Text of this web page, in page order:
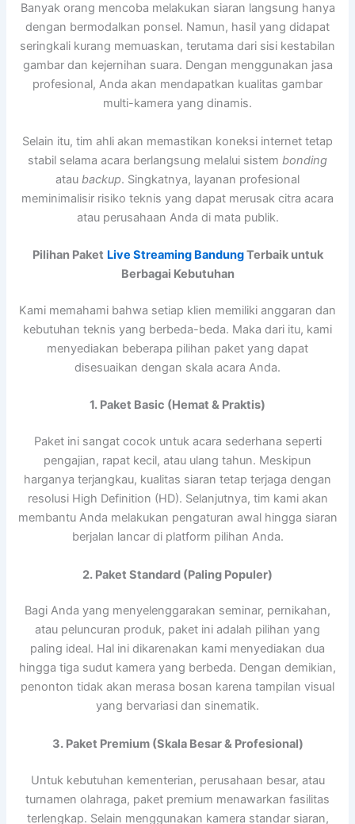
Banyak orang mencoba melakukan siaran langsung hanya
dengan bermodalkan ponsel. Namun, hasil yang didapat
seringkali kurang memuaskan, terutama dari sisi kestabilan
gambar dan kejernihan suara. Dengan menggunakan jasa
profesional, Anda akan mendapatkan kualitas gambar
multi-kamera yang dinamis.
Selain itu, tim ahli akan memastikan koneksi internet tetap
stabil selama acara berlangsung melalui sistem bonding
atau backup. Singkatnya, layanan profesional
meminimalisir risiko teknis yang dapat merusak citra acara
atau perusahaan Anda di mata publik.
Pilihan Paket Live Streaming BandungTerbaik untuk
Berbagai Kebutuhan
Kami memahami bahwa setiap klien memiliki anggaran dan
kebutuhan teknis yang berbeda-beda. Maka dari itu, kami
menyediakan beberapa pilihan paket yang dapat
disesuaikan dengan skala acara Anda.
1. Paket Basic (Hemat & Praktis)
Paket ini sangat cocok untuk acara sederhana seperti
pengajian, rapat kecil, atau ulang tahun. Meskipun
harganya terjangkau, kualitas siaran tetap terjaga dengan
resolusi High Definition (HD). Selanjutnya, tim kami akan
membantu Anda melakukan pengaturan awal hingga siaran
berjalan lancar di platform pilihan Anda.
2. Paket Standard (Paling Populer)
Bagi Anda yang menyelenggarakan seminar, pernikahan,
atau peluncuran produk, paket ini adalah pilihan yang
paling ideal. Hal ini dikarenakan kami menyediakan dua
hingga tiga sudut kamera yang berbeda. Dengan demikian,
penonton tidak akan merasa bosan karena tampilan visual
yang bervariasi dan sinematik.
3. Paket Premium (Skala Besar & Profesional)
Untuk kebutuhan kementerian, perusahaan besar, atau
turnamen olahraga, paket premium menawarkan fasilitas
terlengkap. Selain menggunakan kamera standar siaran,